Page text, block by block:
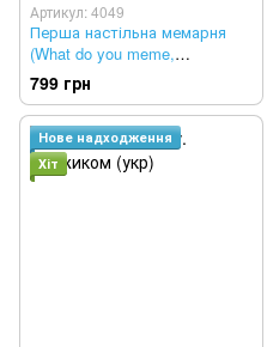
Артикул: 4049
Перша настільна мемарня
(What do you meme,
Мемологія)
799 грн
Нове надходження
Хіт